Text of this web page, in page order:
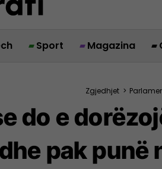
Sport Magazina
Zgjedhjet >
do e
pak punë